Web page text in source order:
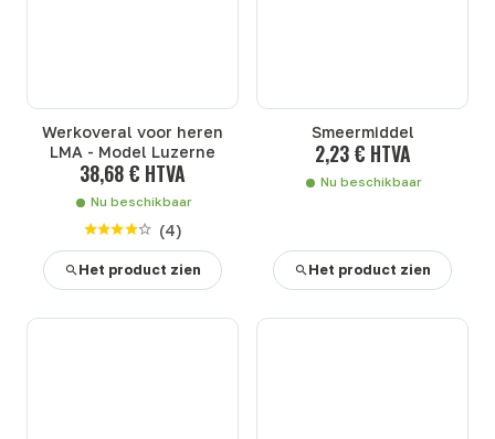
Werkoveral voor heren
LMA - Model Luzerne
38,68 € HTVA
Nu beschikbaar
(4)
Het product zien
Smeermiddel
2,23 € HTVA
Nu beschikbaar
Het product zien